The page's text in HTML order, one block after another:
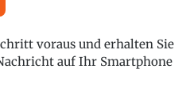
voraus und erhalten Sie
auf Ihr Smartphone